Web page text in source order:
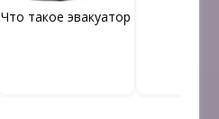
Что такое эвакуатор